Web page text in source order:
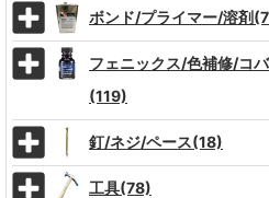
ボンド/プライマー/溶剤
フェニックス/色補修/コ
(119)
釘/ネジ/ペース(18)
工具(78)